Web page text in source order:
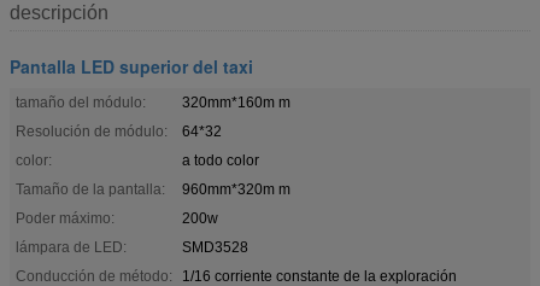
descripción
Pantalla LED superior del taxi
tamaño del módulo:
320mm*160m m
Resolución de módulo:
64*32
color:
a todo color
Tamaño de la pantalla:
960mm*320m m
Poder máximo:
200w
lámpara de LED:
SMD3528
Conducción de método:
1/16 corriente constante de la exploración